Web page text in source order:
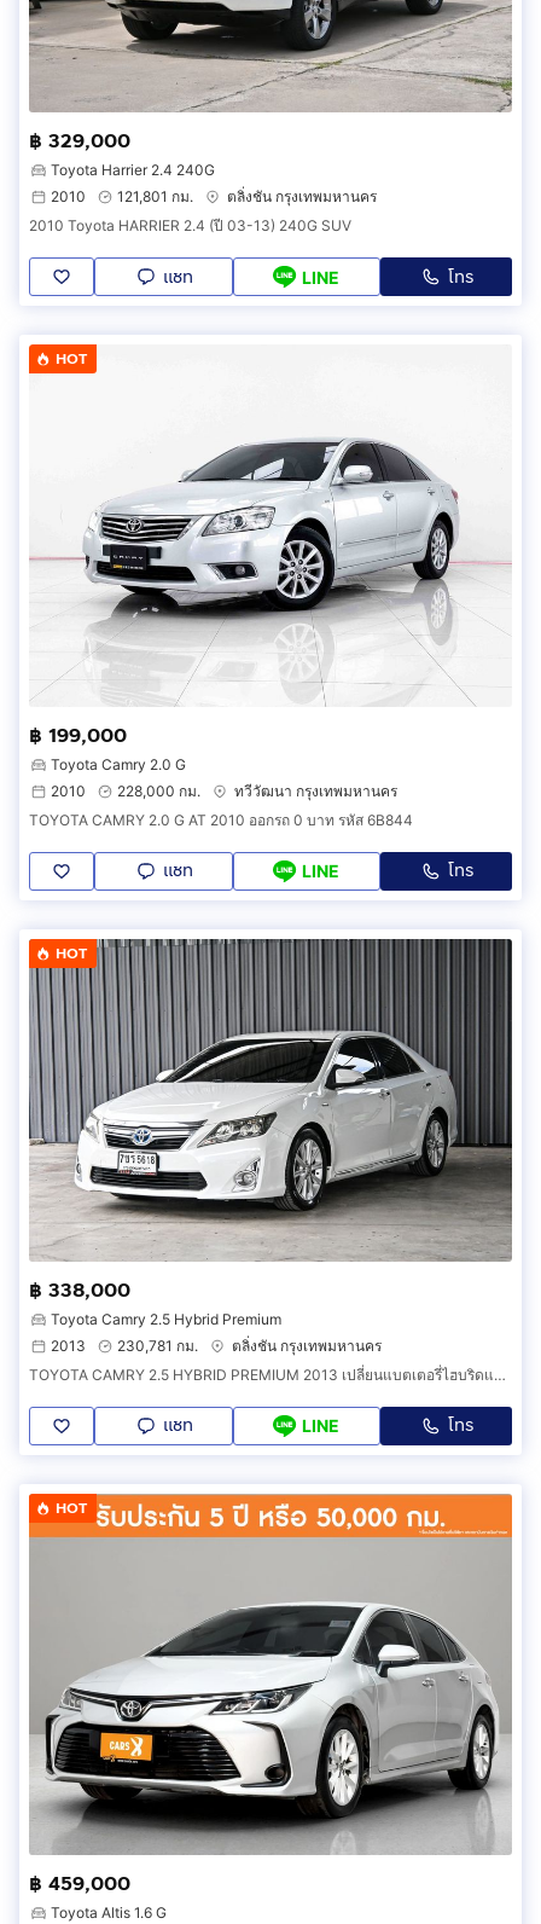
฿ 329,000
Toyota Harrier 2.4 240G
2010
121,801 กม.
ตลิ่งชัน กรุงเทพมหานคร
2010 Toyota HARRIER 2.4 (ปี 03-13) 240G SUV
แชท LINE โทร
HOT
฿ 199,000
Toyota Camry 2.0 G
2010
228,000 กม.
ทวีวัฒนา กรุงเทพมหานคร
TOYOTA CAMRY 2.0 G AT 2010 ออกรถ 0 บาท รหัส 6B844
แชท LINE โทร
HOT
฿ 338,000
Toyota Camry 2.5 Hybrid Premium
2013
230,781 กม.
ตลิ่งชัน กรุงเทพมหานคร
TOYOTA CAMRY 2.5 HYBRID PREMIUM 2013 เปลี่ยนแบตเตอรี่ไฮบริดแล้ว ยางใหม่ปี2025 รถสวยมือเดียว
แชท LINE โทร
HOT
฿ 459,000
Toyota Altis 1.6 G